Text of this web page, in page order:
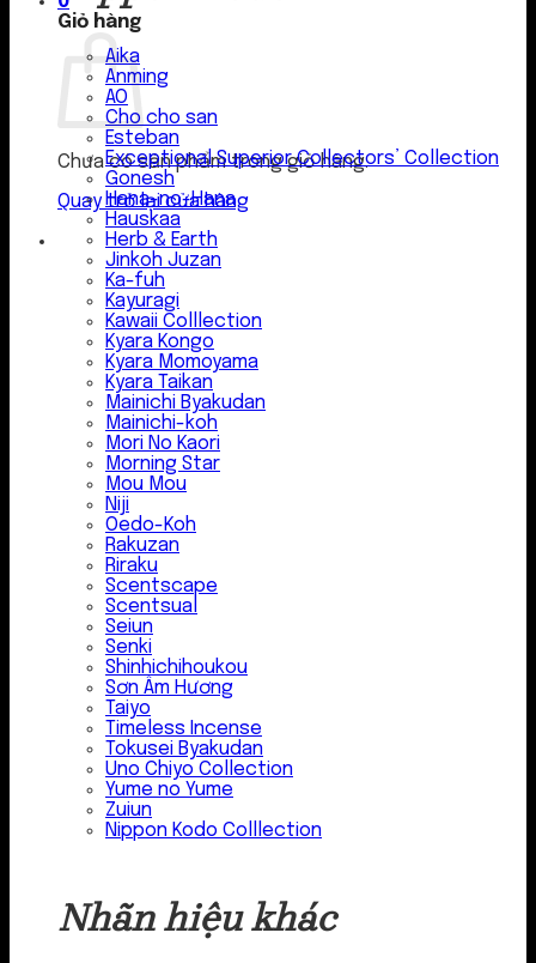
Giỏ hàng
Chưa có sản phẩm trong giỏ hàng.
Quay trở lại cửa hàng
Aika
Anming
AO
Cho cho san
Esteban
Exceptional Superior Collectors’ Collection
Gonesh
Hana-no-Hana
Hauskaa
Herb & Earth
Jinkoh Juzan
Ka-fuh
Kayuragi
Kawaii Colllection
Kyara Kongo
Kyara Momoyama
Kyara Taikan
Mainichi Byakudan
Mainichi-koh
Mori No Kaori
Morning Star
Mou Mou
Niji
Oedo-Koh
Rakuzan
Riraku
Scentscape
Scentsual
Seiun
Senki
Shinhichihoukou
Sơn Âm Hương
Taiyo
Timeless Incense
Tokusei Byakudan
Uno Chiyo Collection
Yume no Yume
Zuiun
Nippon Kodo Colllection
Nhãn hiệu khác